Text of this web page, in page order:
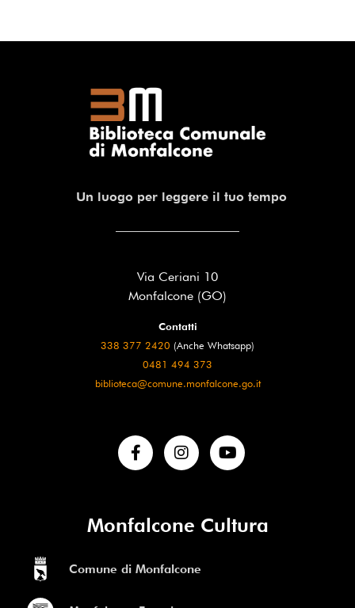
Un luogo per leggere il tuo tempo
Via Ceriani 10
Monfalcone (GO)
Contatti
338 377 2420 (Anche Whatsapp)
0481 494 373
biblioteca@comune.monfalcone.go.it
Monfalcone Cultura
Comune di Monfalcone